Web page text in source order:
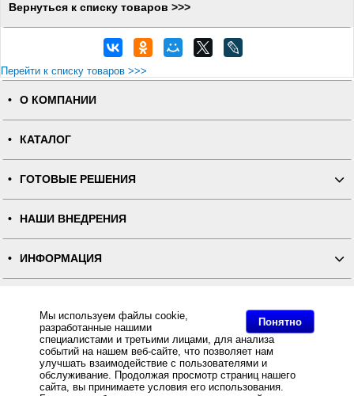
Понятно
Мы используем файлы cookie,
разработанные нашими
специалистами и третьими лицами, для анализа
событий на нашем веб-сайте, что позволяет нам
улучшать взаимодействие с пользователями и
обслуживание. Продолжая просмотр страниц нашего
сайта, вы принимаете условия его использования.
Вернуться к списку товаров >>>
Перейти к списку товаров >>>
О КОМПАНИИ
КАТАЛОГ
ГОТОВЫЕ РЕШЕНИЯ
НАШИ ВНЕДРЕНИЯ
ИНФОРМАЦИЯ
ПОЛНАЯ ВЕРСИЯ
Интернет-магазин "ПОСЛЭНД" - торгового оборудования, оборудования для автоматизации общепита и
торговли, расходных материалов
Все права защищены, ООО "ПОСЛЭНД" © 2008-2026.
Политика конфиденциальности